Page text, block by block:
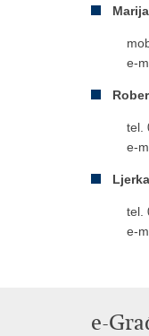
e-
tel.
e-
tel.
e-
e-